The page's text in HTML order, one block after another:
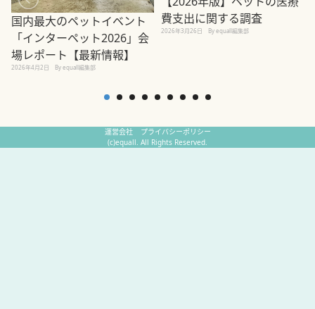
国内最大のペットイベント
「インターペット2026」会
場レポート【最新情報】
2026年4月2日 By equall編集部
費支出に関する調査
2026年3月26日 By equall編集部
運営会社
プライバシーポリシー
(c)equall. All Rights Reserved.